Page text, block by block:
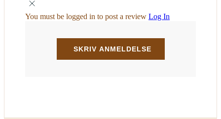
You must be logged in to post a review Log In